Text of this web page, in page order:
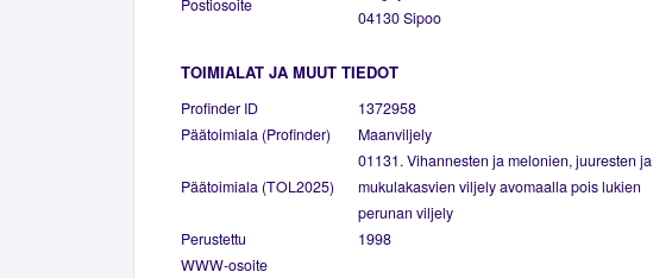
Postiosoite
04130 Sipoo
TOIMIALAT JA MUUT TIEDOT
Profinder ID
1372958
Päätoimiala (Profinder)
Maanviljely
Päätoimiala (TOL2025)
01131. Vihannesten ja melonien, juuresten ja
mukulakasvien viljely avomaalla pois lukien
perunan viljely
Perustettu
1998
WWW-osoite